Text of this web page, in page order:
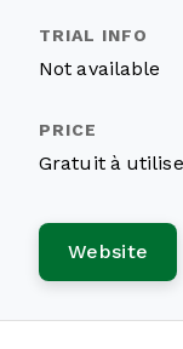
Not available
Gratuit à
Website